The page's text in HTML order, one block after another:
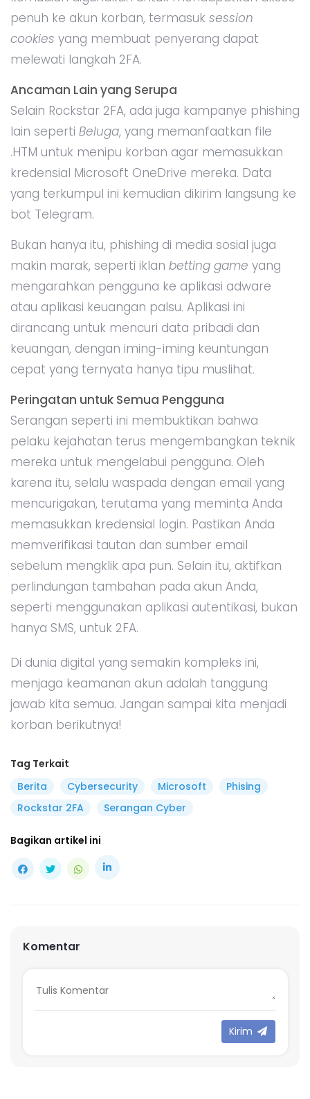
penuh ke akun korban, termasuk session
cookies yang membuat penyerang dapat
melewati langkah 2FA.
Ancaman Lain yang Serupa
Selain Rockstar 2FA, ada juga kampanye phishing
lain seperti Beluga, yang memanfaatkan file
.HTM untuk menipu korban agar memasukkan
kredensial Microsoft OneDrive mereka. Data
yang terkumpul ini kemudian dikirim langsung ke
bot Telegram.
Bukan hanya itu, phishing di media sosial juga
makin marak, seperti iklan betting game yang
mengarahkan pengguna ke aplikasi adware
atau aplikasi keuangan palsu. Aplikasi ini
dirancang untuk mencuri data pribadi dan
keuangan, dengan iming-iming keuntungan
cepat yang ternyata hanya tipu muslihat.
Peringatan untuk Semua Pengguna
Serangan seperti ini membuktikan bahwa
pelaku kejahatan terus mengembangkan teknik
mereka untuk mengelabui pengguna. Oleh
karena itu, selalu waspada dengan email yang
mencurigakan, terutama yang meminta Anda
memasukkan kredensial login. Pastikan Anda
memverifikasi tautan dan sumber email
sebelum mengklik apa pun. Selain itu, aktifkan
perlindungan tambahan pada akun Anda,
seperti menggunakan aplikasi autentikasi, bukan
hanya SMS, untuk 2FA.
Di dunia digital yang semakin kompleks ini,
menjaga keamanan akun adalah tanggung
jawab kita semua. Jangan sampai kita menjadi
korban berikutnya!
Tag Terkait
Berita
Cybersecurity Microsoft
Phising
Rockstar 2FA
Serangan Cyber
Bagikan artikel ini
Komentar
Kirim